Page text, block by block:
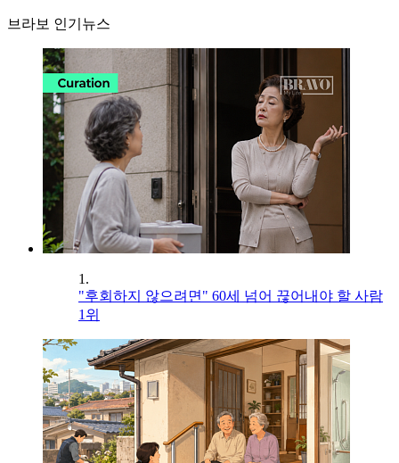
브라보 인기뉴스
1.
"후회하지 않으려면" 60세 넘어 끊어내야 할 사람
1위